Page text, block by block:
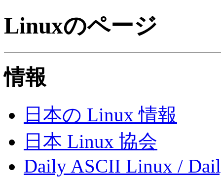
Linuxのページ
情報
日本の Linux 情報
日本 Linux 協会
Daily ASCII Linux /